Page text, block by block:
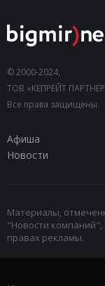
© 2000-2024,
ТОВ «КЕПРЕЙТ
Все права защищены.
Афиша
Новости
Материалы,
"Новости
правах рекламы.